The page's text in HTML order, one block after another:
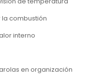
combustión
interno
en organización